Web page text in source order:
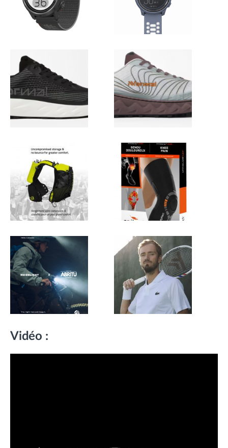
Vidéo :